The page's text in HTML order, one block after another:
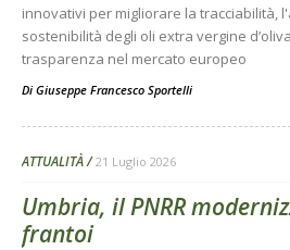
innovativi per migliorare la tracciabilità,
sostenibilità degli oli extra vergine
trasparenza nel mercato europeo
Di Giuseppe Francesco Sportelli
ATTUALITÀ 21 Luglio 2026
Umbria, il PNRR
frantoi